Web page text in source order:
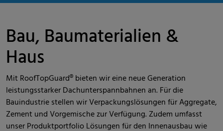
Bau, Baumaterialien &
Haus
Mit RoofTopGuard® bieten wir eine neue Generation
leistungsstarker Dachunterspannbahnen an. Für die
Bauindustrie stellen wir Verpackungslösungen für Aggregate,
Zement und Vorgemische zur Verfügung. Zudem umfasst
unser Produktportfolio Lösungen für den Innenausbau wie